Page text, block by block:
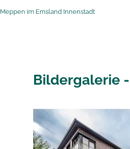
Meppen im Emsland Innenstadt
Bildergalerie